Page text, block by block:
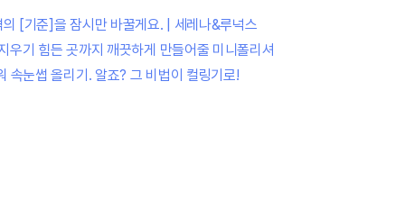
[기준]을 잠시만 바꿀게요. | 세레나&루넉스
우기 힘든 곳까지 깨끗하게 만들어줄 미니폴리셔
속눈썹 올리기. 알죠? 그 비법이 컬링기로!